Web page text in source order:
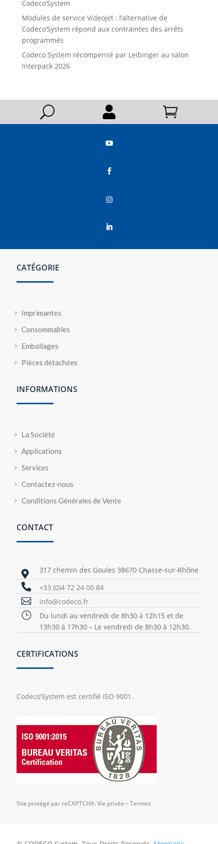
Codeco’System
Modules de service Videojet : l’alternative de
Codeco’System répond aux contraintes des arrêts
programmés
Codeco System récompensé par Leibinger au salon
Interpack 2026
U  




CATÉGORIE
Imprimantes
Consommables
Emballages
Pièces détachées
INFORMATIONS
La Société
Applications
Services
Contactez-nous
Conditions Générales de Vente
CONTACT
 317 chemin des Goules 38670 Chasse-sur-Rhône
 +33 (0)4 72 24 00 84
 info@codeco.fr
}
Du lundi au vendredi de 8h30 à 12h15 et de
13h30 à 17h30 – Le vendredi de 8h30 à 12h30.
CERTIFICATIONS
Codeco’System est certifié ISO 9001.
Site protégé par reCAPTCHA. Vie privée –Termes